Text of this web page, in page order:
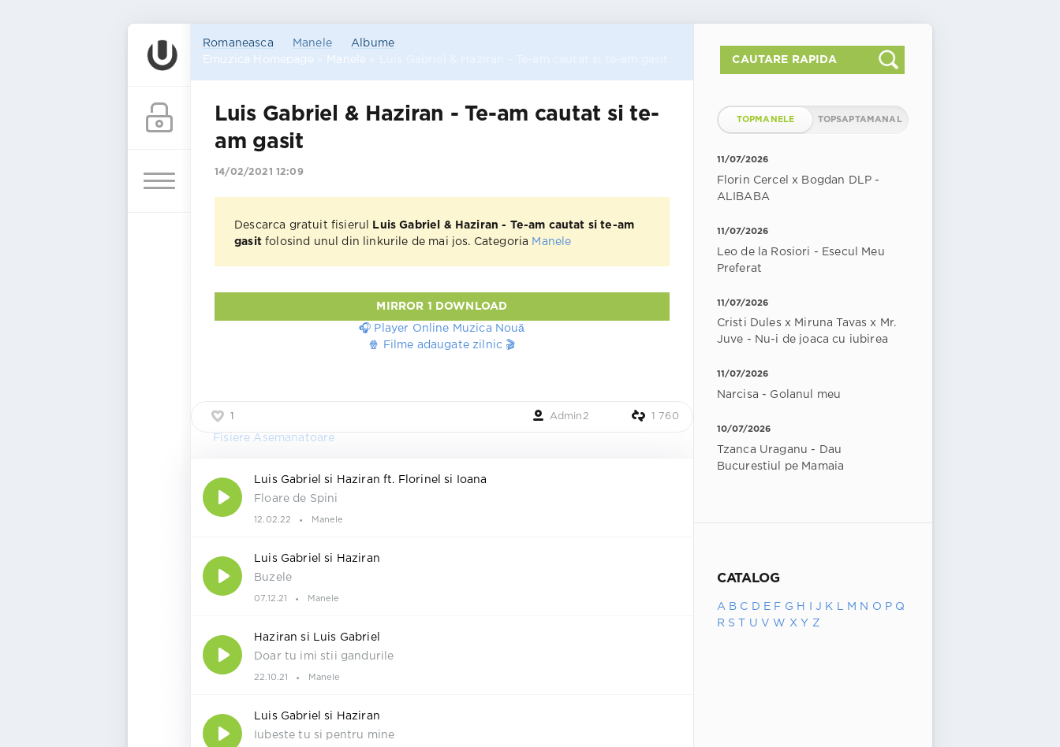
Romaneasca Manele
Albume
Emuzica Homepage
Manele
Luis Gabriel & Haziran - Te-am cautat si te-
am gasit
14/02/2021 12:09
Descarca gratuit fisierul
Luis Gabriel & Haziran - Te-am cautat si te-am
gasitfolosind unul din linkurile de mai jos. Categoria Manele
MIRROR 1 DOWNLOAD
🎧 Player Online Muzica Nouă
🍿 Filme adaugate zilnic 🎬
1 Admin2 1 760
Fisiere Asemanatoare
Luis Gabriel si Haziran ft. Florinel si Ioana
Floare de Spini
12.02.22 Manele
Luis Gabriel si Haziran
Buzele
07.12.21 Manele
Haziran si Luis Gabriel
Doar tu imi stii gandurile
22.10.21 Manele
Luis Gabriel si Haziran
Iubeste tu si pentru mine
TOPMANELE TOPSAPTAMANAL
11/07/2026
Florin Cercel x Bogdan DLP -
ALIBABA
11/07/2026
Leo de la Rosiori - Esecul Meu
Preferat
11/07/2026
Cristi Dules x Miruna Tavas x Mr.
Juve - Nu-i de joaca cu iubirea
11/07/2026
Narcisa - Golanul meu
10/07/2026
Tzanca Uraganu - Dau
Bucurestiul pe Mamaia
CATALOG
A B C D E F G H J K M N O P Q
R S U V W X Y Z